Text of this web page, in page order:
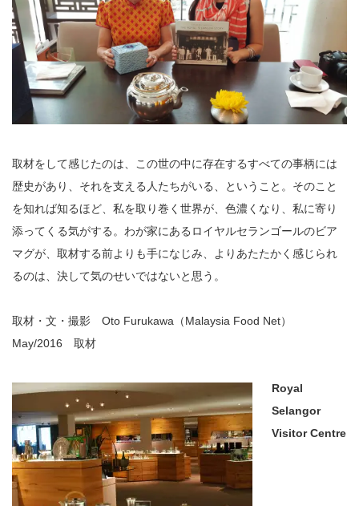
取材をして感じたのは、この世の中に存在するすべての事柄には
歴史があり、それを支える人たちがいる、ということ。そのこと
を知れば知るほど、私を取り巻く世界が、色濃くなり、私に寄り
添ってくる気がする。わが家にあるロイヤルセランゴールのビア
マグが、取材する前よりも手になじみ、よりあたたかく感じられ
るのは、決して気のせいではないと思う。
取材・文・撮影 Oto Furukawa（Malaysia Food Net）
May/2016 取材
Royal
Selangor
Visitor Centre